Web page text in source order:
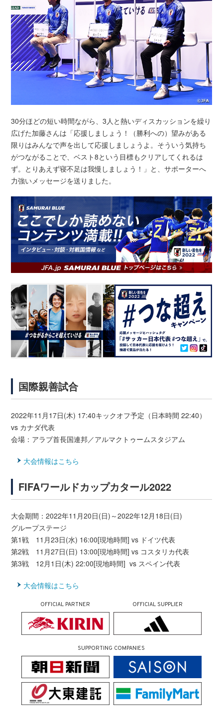
30分ほどの短い時間ながら、3人と熱いディスカッションを繰り
広げた加藤さんは「応援しましょう！（勝利への）望みがある
限りはみんなで声を出して応援しましょうよ。そういう気持ち
がつながることで、ベスト8という目標もクリアしてくれるは
ず。とりあえず寝不足は我慢しましょう！」と、サポーターへ
力強いメッセージを送りました。
国際親善試合
2022年11月17日(木) 17:40キックオフ予定（日本時間 22:40）
vs カナダ代表
会場：アラブ首長国連邦／アルマクトゥームスタジアム
大会情報はこちら
FIFAワールドカップカタール2022
大会期間：2022年11月20日(日)～2022年12月18日(日)
グループステージ
第1戦 11月23日(水) 16:00[現地時間] vs ドイツ代表
第2戦 11月27日(日) 13:00[現地時間] vs コスタリカ代表
第3戦 12月1日(木) 22:00[現地時間] vs スペイン代表
大会情報はこちら
OFFICIAL PARTNER OFFICIAL SUPPLIER
SUPPORTING COMPANIES